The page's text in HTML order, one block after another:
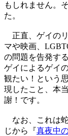
もしれません。
た。
正直、ゲイの
マや映画、
の問題を告発す
ゲイによるゲイ
観たい！という
現したこと、本
謝！です。
なお、これは
じから『真夜中